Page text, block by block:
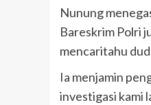
Nunung
Bareskrim Polri
mencaritahu
Ia menjamin
investigasi kami